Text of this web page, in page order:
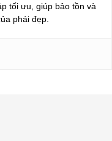
tối ưu, giúp bảo tồn và
phái đẹp.